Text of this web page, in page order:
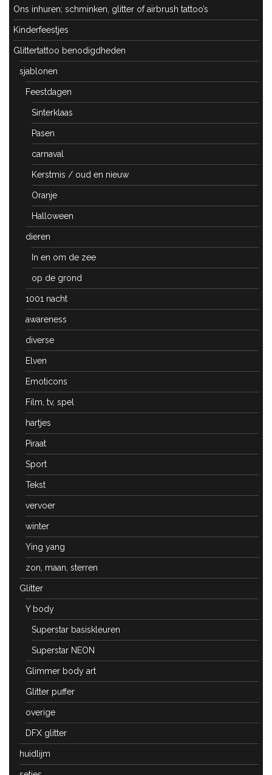
Ons inhuren; schminken, glitter of airbrush tattoo’s
Kinderfeestjes
Glittertattoo benodigdheden
sjablonen
Feestdagen
Sinterklaas
Pasen
carnaval
Kerstmis / oud en nieuw
Oranje
Halloween
dieren
In en om de zee
op de grond
1001 nacht
awareness
diverse
Elven
Emoticons
Film, tv, spel
hartjes
Piraat
Sport
Tekst
vervoer
winter
Ying yang
zon, maan, sterren
Glitter
Y body
Superstar basiskleuren
Superstar NEON
Glimmer body art
Glitter puffer
overige
DFX glitter
huidlijm